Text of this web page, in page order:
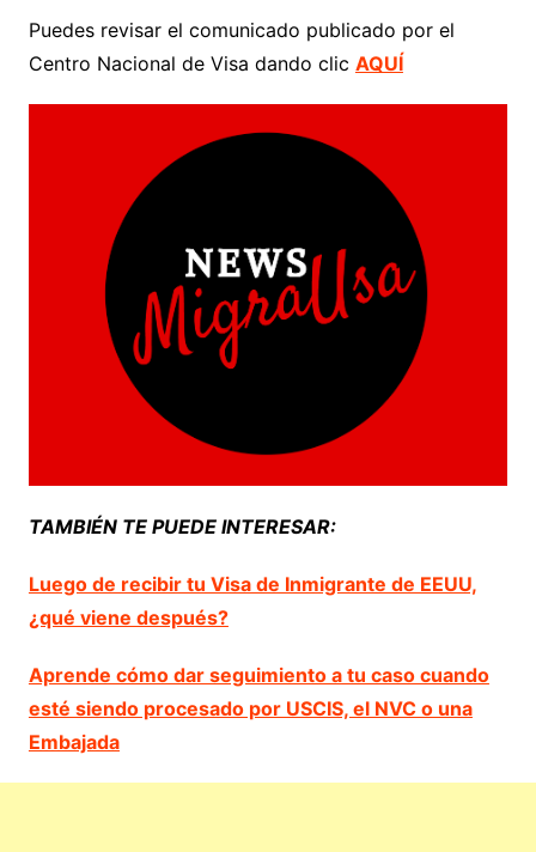
Puedes revisar el comunicado publicado por el
Centro Nacional de Visa dando clic AQUÍ
TAMBIÉN TE PUEDE INTERESAR:
Luego de recibir tu Visa de Inmigrante de EEUU,
¿qué viene después?
Aprende cómo dar seguimiento a tu caso cuando
esté siendo procesado por USCIS, el NVC o una
Embajada